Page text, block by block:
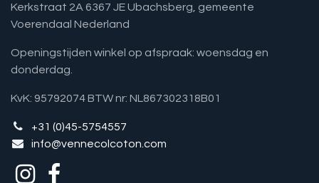
Kerkstraat 2A 6367 JE Ubachsberg, gemeente
Voerendaal Nederland
Openingstijden winkel op afspraak: woensdag en
donderdag.
KvK: 95792074 BTW nr: NL867302318B01
+31 (0)45-5754557
info@vennecolcoton.com